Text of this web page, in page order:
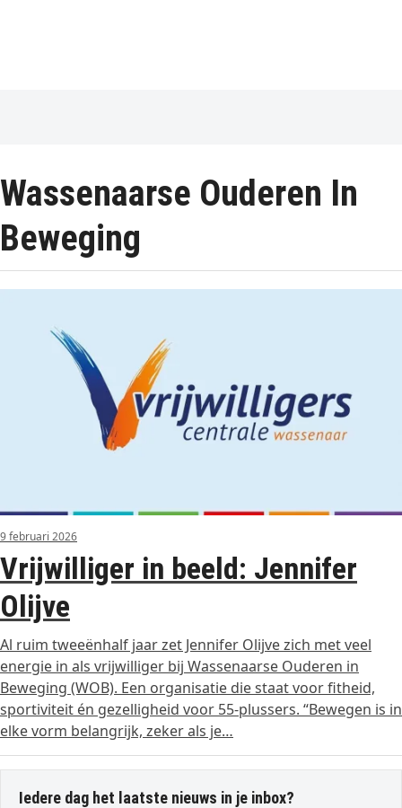
Wassenaarse Ouderen In
Beweging
9 februari 2026
Vrijwilliger in beeld: Jennifer
Olijve
Al ruim tweeënhalf jaar zet Jennifer Olijve zich met veel
energie in als vrijwilliger bij Wassenaarse Ouderen in
Beweging (WOB). Een organisatie die staat voor fitheid,
sportiviteit én gezelligheid voor 55-plussers. “Bewegen is in
elke vorm belangrijk, zeker als je…
Iedere dag het laatste nieuws in je inbox?